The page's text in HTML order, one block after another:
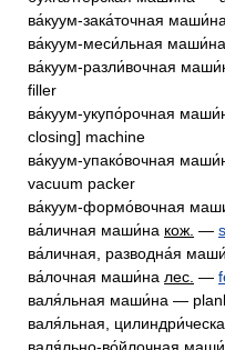
ва́куум-зака́точная
ва́куум-меси́льная
ва́куум-разли́вочная
filler
ва́куум-укупо́рочная
closing] machine
ва́куум-упако́вочная
vacuum packer
ва́куум-формо́вочная
ва́личная маши́на кож. —
ва́личная, разводна́я
ва́лочная маши́на лес. —
валя́льная маши́на —
валя́льная,